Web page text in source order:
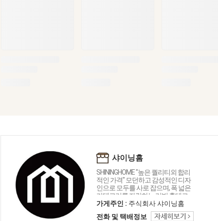
샤이닝홈
SHININGHOME "높은 퀄리티외 합리
적인 가격" 모던하고 감성적인 디자
인으로 모두를 사로 잡으며, 폭 넓은
카테고리를 자랑하는 리빙 홈데코
인테리어 샤이닝홈입니다.
가게주인 : 주식회사 샤이닝홈
전화 및 택배정보